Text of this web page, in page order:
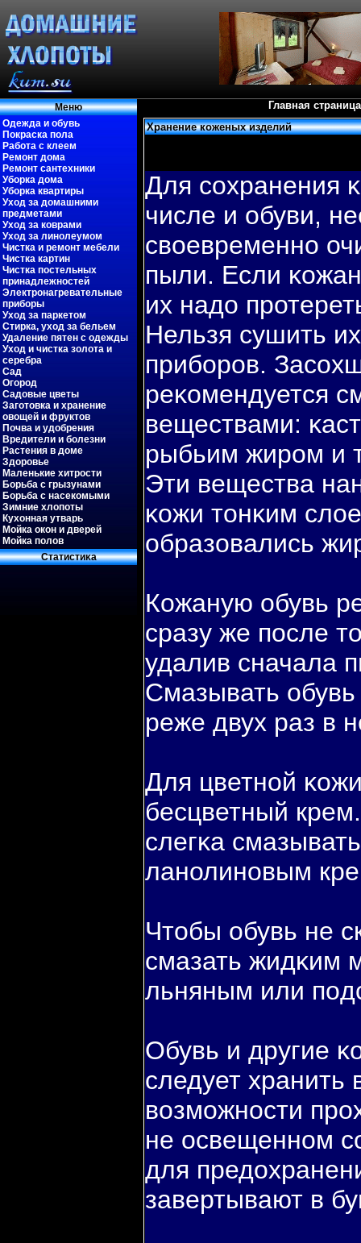
Меню
Одежда и обувь
Покраска пола
Работа с клеем
Ремонт дома
Ремонт сантехники
Уборка дома
Уборка квартиры
Уход за домашними
предметами
Уход за коврами
Уход за линолеумом
Чистка и ремонт мебели
Чистка картин
Чистка постельных
принадлежностей
Электронагревательные
приборы
Уход за паркетом
Стирка, уход за бельем
Удаление пятен с одежды
Уход и чистка золота и
серебра
Сад
Огород
Садовые цветы
Заготовка и хранение
овощей и фруктов
Почва и удобрения
Вредители и болезни
Растения в доме
Здоровье
Маленькие хитрости
Борьба с грызунами
Борьба с насекомыми
Зимние хлопоты
Кухонная утварь
Мойка окон и дверей
Мойка полов
Статистиκа
Главная страница
Хранение коженых изделий
Для сохранения
числе и обуви,
свοевременно
пыли. Если
их надо
Нельзя сушить
прибοров.
реκомендуется
веществами:
рыбьим жиром и
Эти вещества
κожи тонκим
образовались
Кожаную обувь
сразу же пοсле
удалив сначала
Смазывать
реже двух раз в
Для цветной
бесцветный
слегκа
ланолиновым
Чтобы обувь не
смазать жидκим
льняным или
Обувь и другие
следует хранить
вοзможности
не освещенном
для
завертывают в